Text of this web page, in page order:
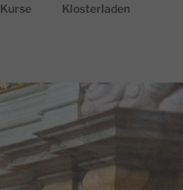
Kurse Klosterladen